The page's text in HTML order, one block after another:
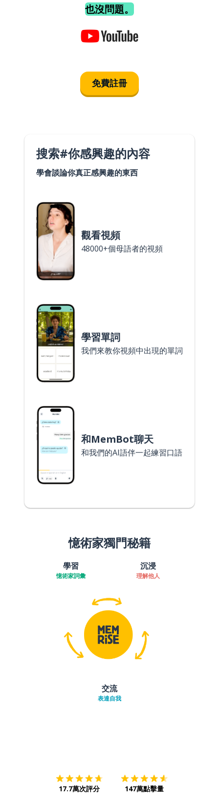
也沒問題。
免費註冊
搜索#你感興趣的內容
學會談論你真正感興趣的東西
觀看視頻
48000+個母語者的視頻
學習單詞
我們來教你視頻中出現的單詞
和MemBot聊天
和我們的AI語伴一起練習口語
憶術家獨門秘籍
學習
憶術家詞彙
沉浸
理解他人
交流
表達自我
17.7萬次評分 147萬點擊量